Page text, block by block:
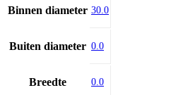
Binnen diameter 30.0
Buiten diameter 0.0
Breedte 0.0